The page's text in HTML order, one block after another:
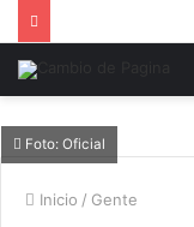
Foto: Oficial
Inicio / Gente